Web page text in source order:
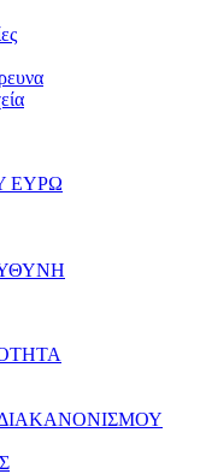
ΕΥΡΩ